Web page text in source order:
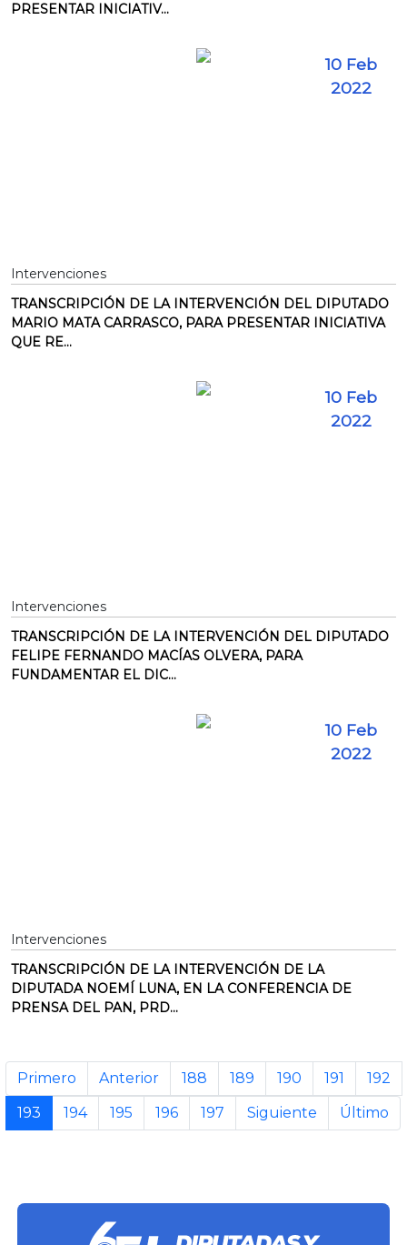
PRESENTAR INICIATIV...
10 Feb
2022
Intervenciones
TRANSCRIPCIÓN DE LA INTERVENCIÓN DEL DIPUTADO
MARIO MATA CARRASCO, PARA PRESENTAR INICIATIVA
QUE RE...
10 Feb
2022
Intervenciones
TRANSCRIPCIÓN DE LA INTERVENCIÓN DEL DIPUTADO
FELIPE FERNANDO MACÍAS OLVERA, PARA
FUNDAMENTAR EL DIC...
10 Feb
2022
Intervenciones
TRANSCRIPCIÓN DE LA INTERVENCIÓN DE LA
DIPUTADA NOEMÍ LUNA, EN LA CONFERENCIA DE
PRENSA DEL PAN, PRD...
Primero Anterior 188 189 190 191
192
193
194 195 196 197 Siguiente Último